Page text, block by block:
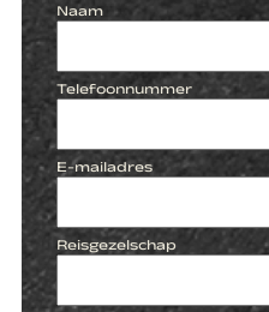
Naam
Telefoonnummer
E-mailadres
Reisgezelschap